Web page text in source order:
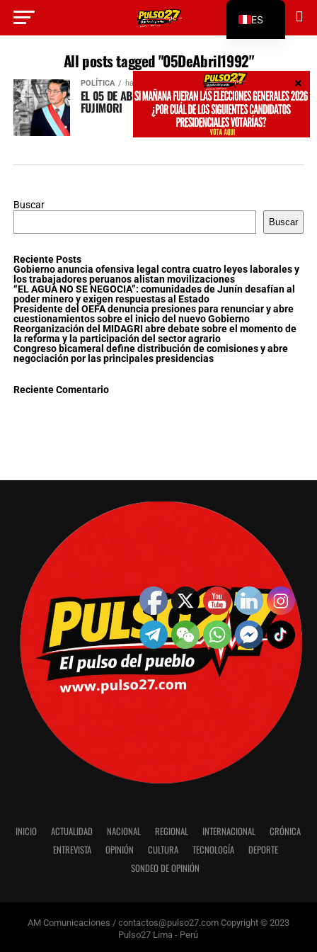
All posts tagged "05DeAbril1992"
POLÍTICA hace 1 año
EL 05 DE ABRIL DE 1992: AUTOGOLPE DE ALBERTO
FUJIMORI
Buscar
Buscar
Reciente Posts
Gobierno anuncia ofensiva legal contra cuatro leyes laborales y
los trabajadores peruanos alistan movilizaciones
“EL AGUA NO SE NEGOCIA”: comunidades de Junín desafían al
poder minero y exigen respuestas al Estado
Presidente del OEFA denuncia presiones para renunciar y abre
cuestionamientos sobre el inicio del nuevo Gobierno
Reorganización del MIDAGRI abre debate sobre el momento de
la reforma y la participación del sector agrario
Congreso bicameral define distribución de comisiones y abre
negociación por las principales presidencias
Reciente Comentario
INICIO ACTUALIDAD NACIONAL REGIONAL INTERNACIONAL
CRÓNICA
ENTREVISTA
OPINIÓN CULTURA TECNOLOGÍA
DEPORTE
SONDEO DE OPINIÓN
AM Comunicaciones / contactos@pulso27.com Copyright © 2023
Pulso27 Lima - Perú
ES
EN